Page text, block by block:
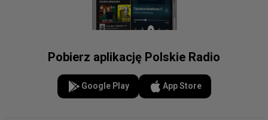
Pobierz aplikację Polskie Radio
Google Play App Store